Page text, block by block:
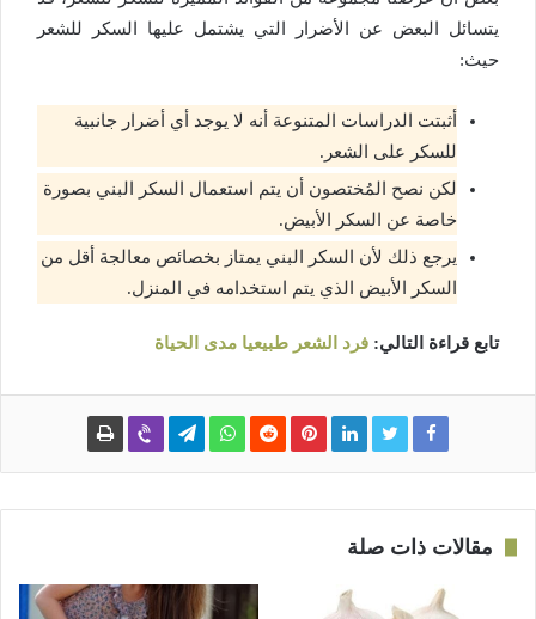
يتسائل البعض عن الأضرار التي يشتمل عليها السكر للشعر
حيث:
أثبتت الدراسات المتنوعة أنه لا يوجد أي أضرار جانبية
للسكر على الشعر.
لكن نصح المُختصون أن يتم استعمال السكر البني بصورة
خاصة عن السكر الأبيض.
يرجع ذلك لأن السكر البني يمتاز بخصائص معالجة أقل من
السكر الأبيض الذي يتم استخدامه في المنزل.
تابع قراءة التالي: فرد الشعر طبيعيا مدى الحياة
مقالات ذات صلة